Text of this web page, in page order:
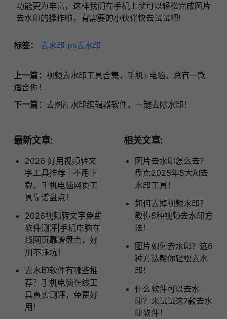
功能更为丰富，这样我们在手机上就可以轻松完成图片
去水印的操作啦，有需要的小伙伴快去试试吧!
标签： 去水印 ps去水印
上一篇： 视频去水印工具合集，手机+电脑，总有一款
适合你！
下一篇： 去图片水印编辑器软件，一键去除水印！
最新文章:
2026 好用视频转文
字工具推荐 | 不用下
载，手机电脑网页工
具靠谱盘点！
2026视频转文字免费
软件测评|手机电脑在
线网页靠谱盘点，好
用不踩坑！
去水印软件有哪些推
荐？手机电脑在线工
具真实测评，免费好
用！
相关文章:
图片去水印怎么去？
盘点2025年5大AI去
水印工具！
如何去掉视频水印？
教你5种视频去水印方
法！
图片如何去水印？这6
种方法帮你轻松去水
印！
什么软件可以去水
印？来试试这7款去水
印软件！